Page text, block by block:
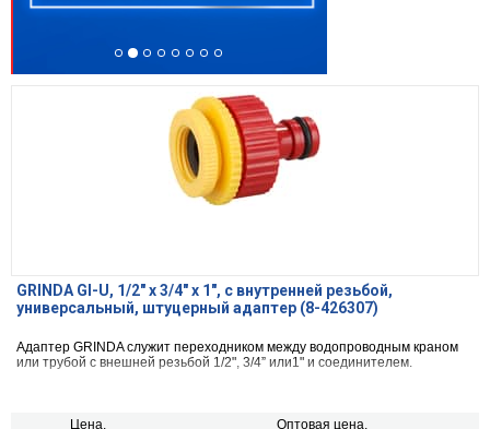
GRINDA GI-U, 1/2″ x 3/4″ x 1″, с внутренней резьбой,
универсальный, штуцерный адаптер (8-426307)
Адаптер GRINDA служит переходником между водопроводным краном
или трубой с внешней резьбой 1/2", 3/4” или1" и соединителем.
Цена, Оптовая цена,